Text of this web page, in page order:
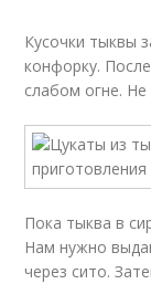
Кусочки тыквы
конфорку.
слабом огне.
Пока тыква в
Нам нужно
через сито.